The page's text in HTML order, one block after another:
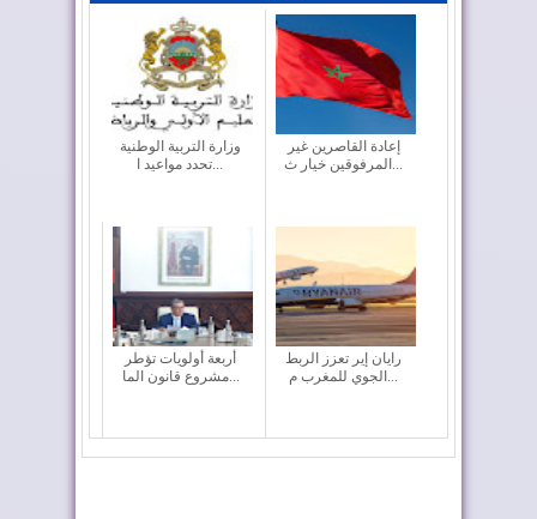
وزارة التربية الوطنية
تحدد مواعيد ا...
إعادة القاصرين غير
المرفوقين خيار ث...
أربعة أولويات تؤطر
مشروع قانون الما...
رايان إير تعزز الربط
الجوي للمغرب م...